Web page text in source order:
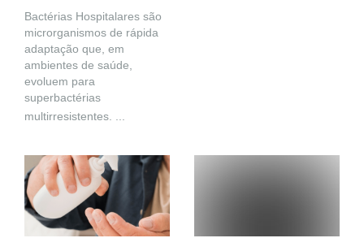
Bactérias Hospitalares são
microrganismos de rápida
adaptação que, em
ambientes de saúde,
evoluem para
superbactérias
multirresistentes.